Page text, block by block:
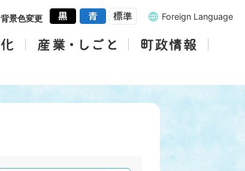
背景色変更 Foreign Language